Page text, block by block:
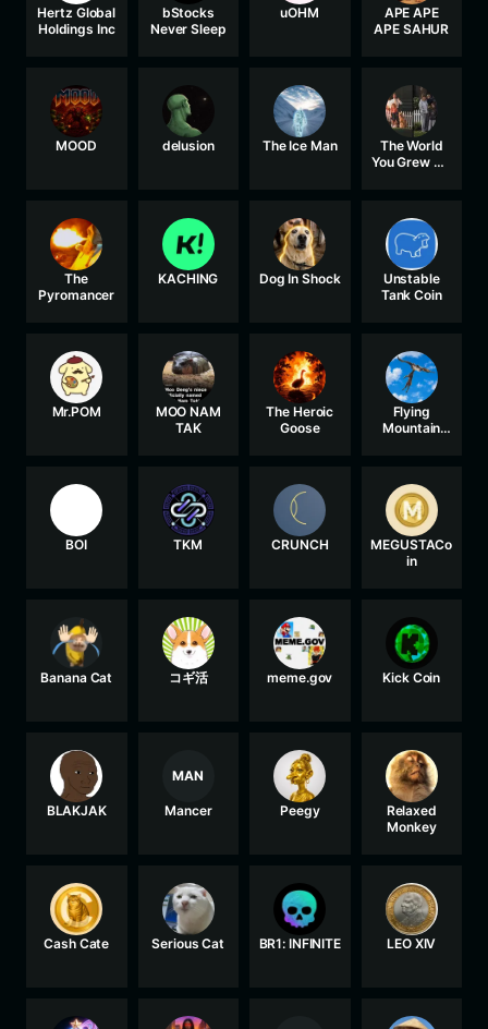
Hertz Global
Holdings Inc
bStocks
Never Sleep
uOHM
APE APE
APE SAHUR
MOOD delusion The Ice Man
The World
You Grew Up
The
Pyromancer
KACHING Dog In Shock
Unstable
Tank Coin
Mr.POM
MOO NAM
TAK
The Heroic
Goose
Flying
Mountain
BOI TKM CRUNCH
MEGUSTACo
in
Banana Cat コギ活 meme.gov Kick Coin
BLAKJAK
MAN
Mancer Peegy
Relaxed
Monkey
Cash Cate Serious Cat BR1: INFINITE LEO XIV